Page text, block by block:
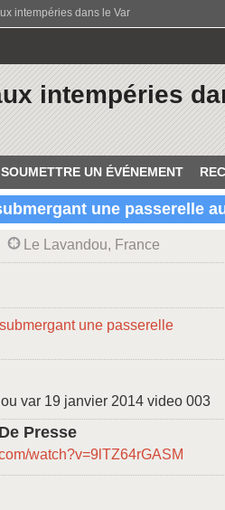
intempéries dans le Var
intempéries
SOUMETTRE UN ÉVÉNEMENT
une passerelle
Le Lavandou, France
var 19 janvier 2014 video 003
Presse
watch?v=9lTZ64rGASM